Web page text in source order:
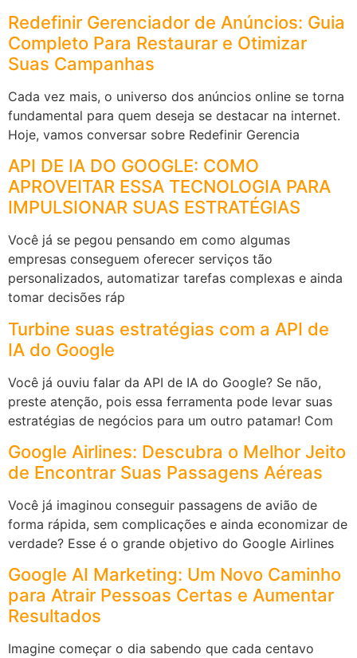
Redefinir Gerenciador de Anúncios: Guia
Completo Para Restaurar e Otimizar
Suas Campanhas
Cada vez mais, o universo dos anúncios online se torna
fundamental para quem deseja se destacar na internet.
Hoje, vamos conversar sobre Redefinir Gerencia
API DE IA DO GOOGLE: COMO
APROVEITAR ESSA TECNOLOGIA PARA
IMPULSIONAR SUAS ESTRATÉGIAS
Você já se pegou pensando em como algumas
empresas conseguem oferecer serviços tão
personalizados, automatizar tarefas complexas e ainda
tomar decisões ráp
Turbine suas estratégias com a API de
IA do Google
Você já ouviu falar da API de IA do Google? Se não,
preste atenção, pois essa ferramenta pode levar suas
estratégias de negócios para um outro patamar! Com
Google Airlines: Descubra o Melhor Jeito
de Encontrar Suas Passagens Aéreas
Você já imaginou conseguir passagens de avião de
forma rápida, sem complicações e ainda economizar de
verdade? Esse é o grande objetivo do Google Airlines
Google AI Marketing: Um Novo Caminho
para Atrair Pessoas Certas e Aumentar
Resultados
Imagine começar o dia sabendo que cada centavo